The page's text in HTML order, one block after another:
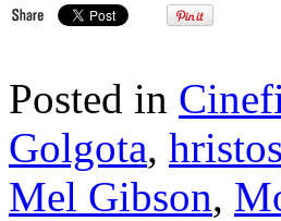
Posted in
Golgota, hristos
Mel Gibson,